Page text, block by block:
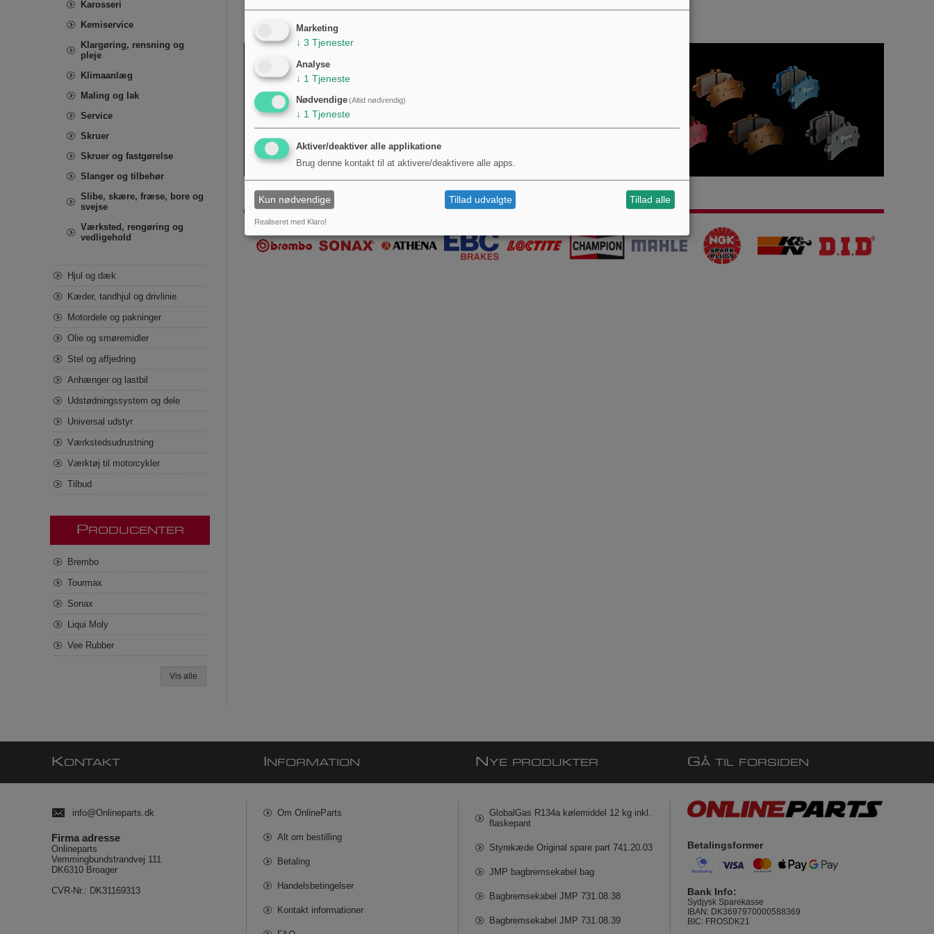
Karosseri
Kemiservice
Klargøring, rensning og
pleje
Klimaanlæg
Maling og lak
Service
Skruer
Skruer og fastgørelse
Slanger og tilbehør
Slibe, skære, fræse, bore og
svejse
Værksted, rengøring og
vedligehold
Hjul og dæk
Kæder, tandhjul og drivlinie
Motordele og pakninger
Olie og smøremidler
Stel og affjedring
Anhænger og lastbil
Udstødningssystem og dele
Universal udstyr
Værkstedsudrustning
Værktøj til motorcykler
Tilbud
P RODUCENTER
Brembo
Tourmax
Sonax
Liqui Moly
Vee Rubber
Vis alle
KONTAKT
info@Onlineparts.dk
Firma adresse
Onlineparts
Vemmingbundstrandvej 111
DK6310 Broager
CVR-Nr.: DK31169313
NFORMATION
Om OnlineParts
Alt om bestilling
Betaling
Handelsbetingelser
Kontakt informationer
N YE PRODUKTER
GlobalGas R134a kølemiddel 12 kg inkl.
flaskepant
Styrekæde Original spare part 741.20.03
JMP bagbremsekabel bag
Bagbremsekabel JMP 731.08.38
Bagbremsekabel JMP 731.08.39
GÅ TIL FORSIDEN
Betalingsformer
Bank Info:
Sydjysk Sparekasse
IBAN: DK3697970000588369
BIC: FROSDK21
Marketing
↓ 3 Tjenester
Analyse
↓ 1 Tjeneste
Nødvendige(Altid nødvendig)
↓ 1 Tjeneste
Aktiver/deaktiver alle applikatione
Brug denne kontakt til at aktivere/deaktivere alle apps.
Kun nødvendige Tillad udvalgte Tillad alle
Realiseret med Klaro!